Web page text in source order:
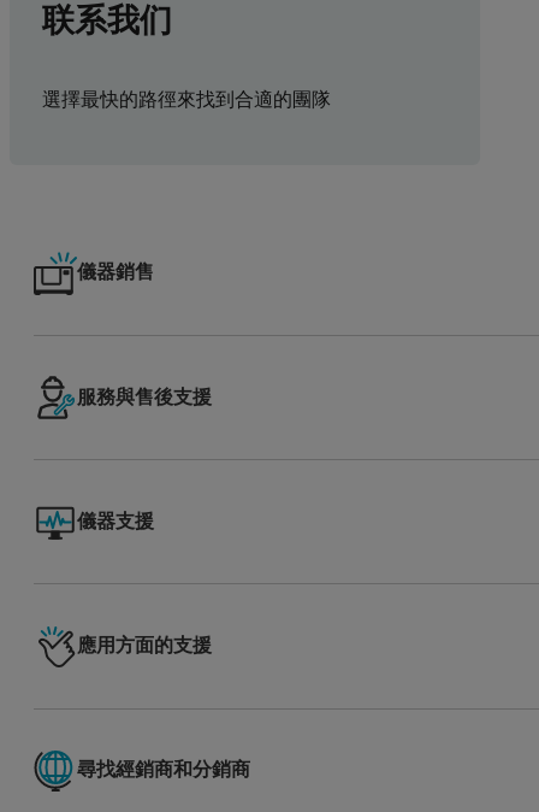
联系我们
選擇最快的路徑來找到合適的團隊
儀器銷售
服務與售後支援
儀器支援
應用方面的支援
尋找經銷商和分銷商